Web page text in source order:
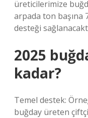
üreticilerimize
arpada ton başına
desteği
2025
kadar?
​Temel destek:
buğday üreten